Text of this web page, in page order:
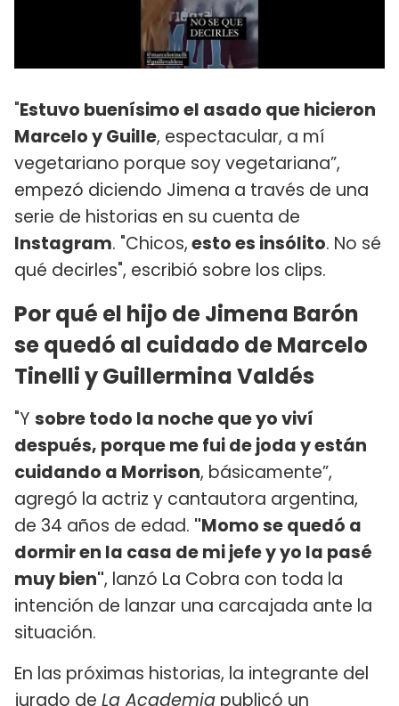
"Estuvo buenísimo el asado que hicieron
Marcelo y Guille, espectacular, a mí
vegetariano porque soy vegetariana”,
empezó diciendo Jimena a través de una
serie de historias en su cuenta de
Instagram. "Chicos,esto es insólito. No sé
qué decirles", escribió sobre los clips.
Por qué el hijo de Jimena Barón
se quedó al cuidado de Marcelo
Tinelli y Guillermina Valdés
"Y sobre todo la noche que yo viví
después, porque me fui de joda y están
cuidando a Morrison, básicamente”,
agregó la actriz y cantautora argentina,
de 34 años de edad. "Momo se quedó a
dormir en la casa de mi jefe y yo la pasé
muy bien", lanzó La Cobra con toda la
intención de lanzar una carcajada ante la
situación.
En las próximas historias, la integrante del
jurado de La Academia publicó un